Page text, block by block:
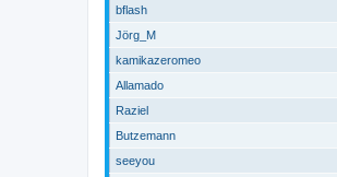
bflash
Jörg_M
kamikazeromeo
Allamado
Raziel
Butzemann
seeyou